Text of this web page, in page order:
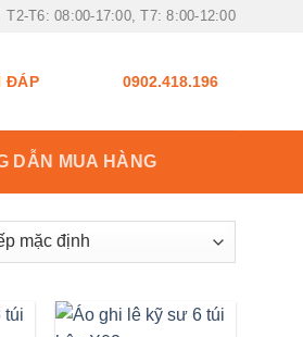
T2-T6: 08:00-17:00, T7: 8:00-12:00
ĐÁP 0902.418.196
DẪN MUA HÀNG